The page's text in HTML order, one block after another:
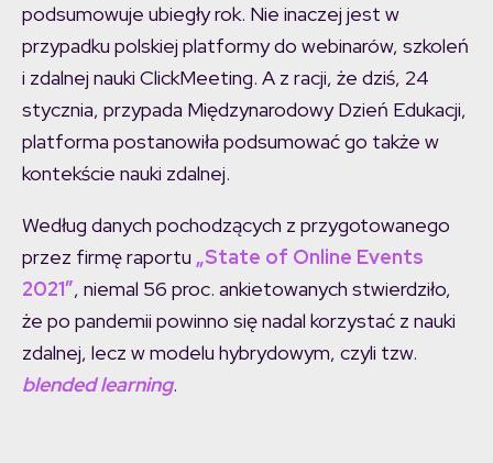
podsumowuje ubiegły rok. Nie inaczej jest w
przypadku polskiej platformy do webinarów, szkoleń
i zdalnej nauki ClickMeeting. A z racji, że dziś, 24
stycznia, przypada Międzynarodowy Dzień Edukacji,
platforma postanowiła podsumować go także w
kontekście nauki zdalnej.
Według danych pochodzących z przygotowanego
przez firmę raportu „State of Online Events
2021”, niemal 56 proc. ankietowanych stwierdziło,
że po pandemii powinno się nadal korzystać z nauki
zdalnej, lecz w modelu hybrydowym, czyli tzw.
blended learning.